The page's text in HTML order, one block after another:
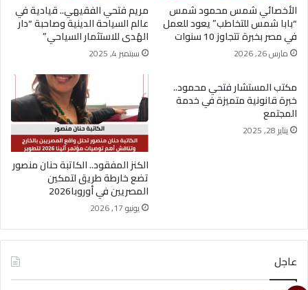
الأخصائي شمس محمود شمس
“بابا شمس للتخاطب” يعود للعمل
في مصر بخبرة تتجاوز 10 سنوات
مارس 26, 2026
مريم فتحي الفقيهي.. قيادية في
عالم السياحة الدينية وصاحبة “دار
الهُدى للاستثمار السياحي”
سبتمبر 4, 2025
مكتب المستشار فتحي محمود..
خبرة قانونية متميزة في خدمة
المجتمع
يناير 28, 2025
الكنز المفقود.. الكاتبة حنان منصور
تضع خارطة طريق لتمكين
المصريين في أوروبا2026
يونيو 17, 2026
عاجل